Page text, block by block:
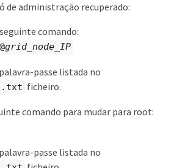
de administração recuperado:
comando:
grid_node_IP
passe listada no
ficheiro.
comando para mudar para root:
passe listada no